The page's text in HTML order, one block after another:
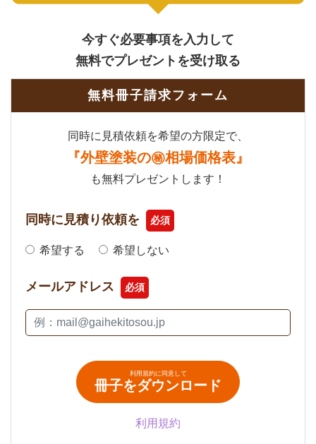
今すぐ必要事項を入力して
無料でプレゼントを受け取る
無料冊子請求フォーム
同時に見積依頼を希望の方限定で、
『外壁塗装の㊙相場価格表』
も無料プレゼントします！
同時に見積り依頼を 必須
希望する 希望しない
メールアドレス 必須
利用規約に同意して
冊子をダウンロード
利用規約